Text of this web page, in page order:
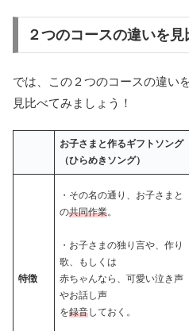
２つのコースの違いを見
では、この２つのコースの違い
見比べてみましょう！
お子さまと作るギフトソング
（ひらめきソング）
特徴
・その名の通り、お子さまと
の共同作業。
・お子さまの独り言や、作り
歌、もしくは
赤ちゃんなら、可愛い泣き声
やお話し声
を録音しておく。